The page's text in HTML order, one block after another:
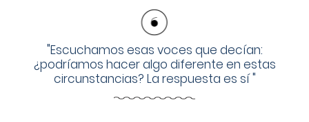
"Escuchamos esas voces que decían:
¿podríamos hacer algo diferente en estas
circunstancias? La respuesta es sí"